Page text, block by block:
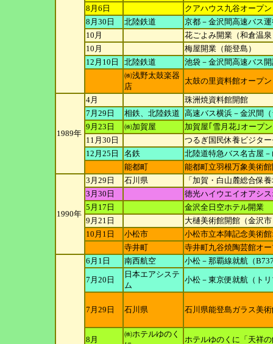
8月6日
クアハウス九谷オープ
8月30日
北陸鉄道
京都－金沢間高速バス
10月
花ごよみ開業（和倉温
10月
梅屋開業（能登島）
12月10日
北陸鉄道
池袋－金沢間高速バス
㈱浅野太鼓楽器
店
太鼓の里資料館オープ
1989年
4月
珠洲焼資料館開館
7月29日
相鉄、北陸鉄道 高速バス横浜－金沢間
9月23日
㈱加賀屋
加賀屋｢雪月花｣オープ
11月30日
つるぎ国民休養ビジタ
12月25日
名鉄
北陸道特急バス名古屋
能都町
能都町立羽根万象美術
1990年
3月29日 石川県
「加賀・白山麓総合保
3月30日
徳光ハイウエイオアシ
5月17日
金沢全日空ホテル開業
9月21日
大樋美術館開館（金沢
10月1日
小松市
小松市立本陣記念美術
寺井町
寺井町九谷焼陶芸館オ
6月1日 南西航空 小松－那覇線就航（
7月20日
日本エアシステ
ム
小松－東京便就航（ト
7月29日 石川県 石川県能登島ガラス美
8月
㈱ホテルゆのく
ホテルゆのくに「天祥